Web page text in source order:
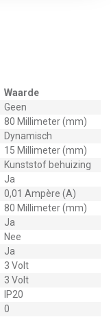
Waarde
Geen
80 Millimeter (mm)
Dynamisch
15 Millimeter (mm)
Kunststof behuizing
Ja
0,01 Ampère (A)
80 Millimeter (mm)
Ja
Nee
Ja
3 Volt
3 Volt
IP20
0